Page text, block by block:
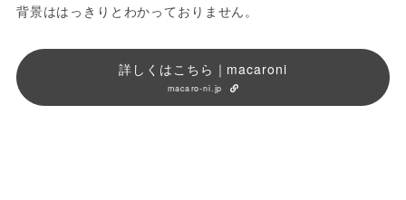
背景ははっきりとわかっておりません。
詳しくはこちら｜macaroni
macaro-ni.jp